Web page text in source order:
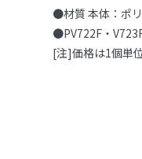
●材質 本体：ポ
●PV722F・
[注]価格は1個単